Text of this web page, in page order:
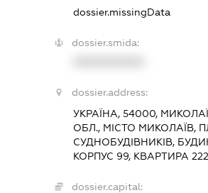
dossier.missingData
dossier.smida:
dossier.address:
УКРАЇНА, 54000,
ОБЛ., МІСТО МИКОЛАЇВ,
СУДНОБУДІВНИКІВ,
КОРПУС 99, КВАРТИРА 222
dossier.capital: